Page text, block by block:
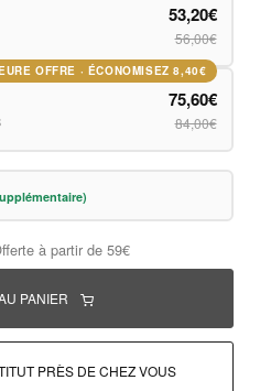
53,20€
56,00€
OFFRE · ÉCONOMISEZ 8,40€
75,60€
84,00€
à partir de 59€
PANIER
PRÈS DE CHEZ VOUS